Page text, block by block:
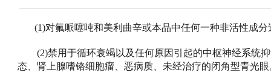
(1)对氟哌噻吨和美利曲辛或本品中任何一种非活性成
(2)禁用于循环衰竭以及任何原因引起的中枢神经系统
态、肾上腺嗜铬细胞瘤、恶病质、未经治疗的闭角型青光